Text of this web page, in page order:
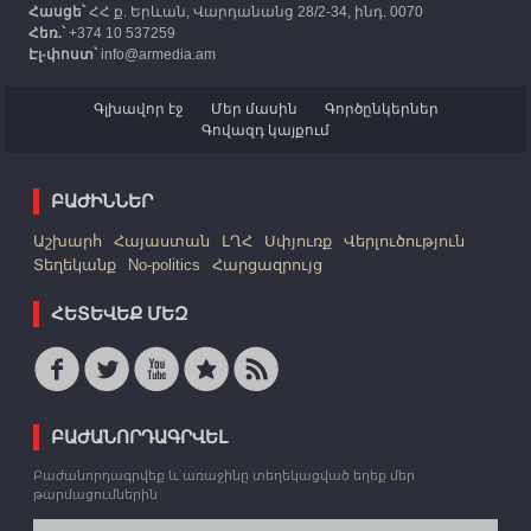
Հասցե՝ՀՀ ք. Երևան, Վարդանանց 28/2-34, ինդ. 0070
Հեռ.՝+374 10 537259
Էլ-փոստ՝info@armedia.am
Գլխավոր էջ Մեր մասին
Գործընկերներ
Գովազդ կայքում
ԲԱԺԻՆՆԵՐ
Աշխարհ Հայաստան ԼՂՀ Սփյուռք
Վերլուծություն
Տեղեկանք
No-politics Հարցազրույց
ՀԵՏԵՎԵՔ ՄԵԶ
ԲԱԺԱՆՈՐԴԱԳՐՎԵԼ
Բաժանորդագրվեք և առաջինը տեղեկացված եղեք մեր
թարմացումներին